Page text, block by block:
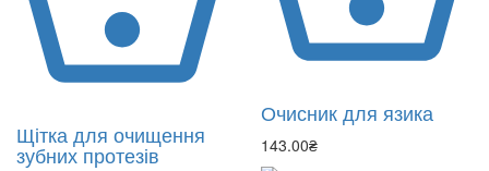
Щітка для очищення
зубних протезів
Очисник для язика
143.00₴